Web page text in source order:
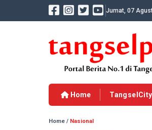
Jumat, 07
Home TangselCity
Home / Nasional